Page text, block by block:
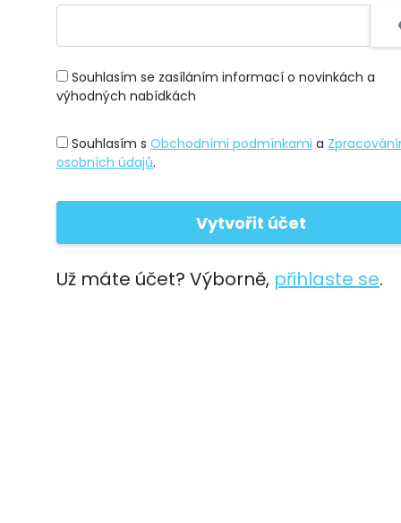
Souhlasím se zasíláním informací o novinkách a
výhodných nabídkách
Souhlasím s Obchodními podmínkami a
osobních údajů.
Už máte účet? Výborně, přihlaste se.